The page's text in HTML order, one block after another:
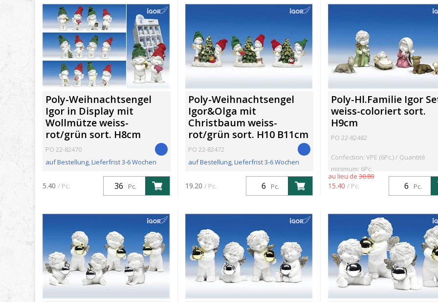
Poly-Weihnachtsengel
Igor in Display mit
Wollmütze weiss-
rot/grün sort. H8cm
PO 22-82470
auf Bestellung, Lieferfrist 3-6 Wochen
Confection: VPE (36Pc.) / Quantité
Pc.
5.40 / Pc.
Poly-Weihnachtsengel
Igor&Olga mit
Christbaum weiss-
rot/grün sort. H10 B11cm
PO 22-82472
auf Bestellung, Lieferfrist 3-6 Wochen
Confection: VPE (6Pc.) / Quantité
Pc.
19.20 / Pc.
Poly-Hl.Familie Igor
weiss-coloriert sort.
H9cm
PO 22-82482
Confection: VPE (6Pc.) / Quantité
minimum: 6Pc.
Pc.
au lieu de 30.80
15.40 / Pc.